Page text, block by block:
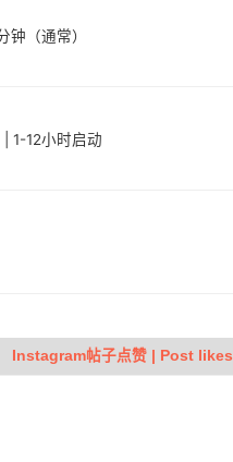
（通常）
1-12小时启动
Instagram帖子点赞 | Post likes